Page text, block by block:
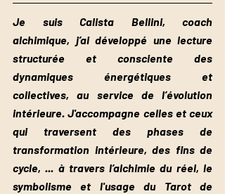
Je suis Calista Bellini, coach
alchimique, j’ai développé une lecture
structurée et consciente des
dynamiques énergétiques et
collectives, au service de l’évolution
intérieure. J'accompagne celles et ceux
qui traversent des phases de
transformation intérieure, des fins de
cycle, ... à travers l’alchimie du réel, le
symbolisme et l'usage du Tarot de